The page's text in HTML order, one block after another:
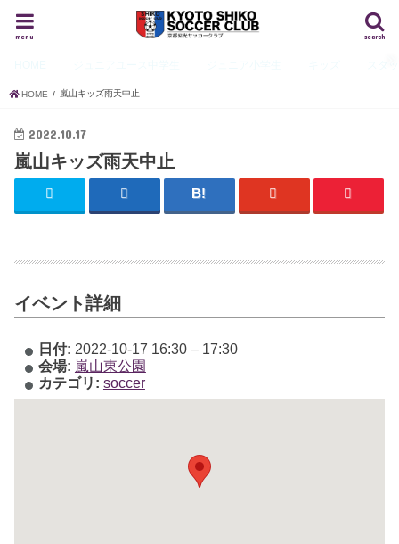
search
menu
HOME 嵐山キッズ雨天中止
2022.10.17
嵐山キッズ雨天中止
イベント詳細
日付: 2022-10-17 16:30– 17:30
会場: 嵐山東公園
カテゴリ: soccer